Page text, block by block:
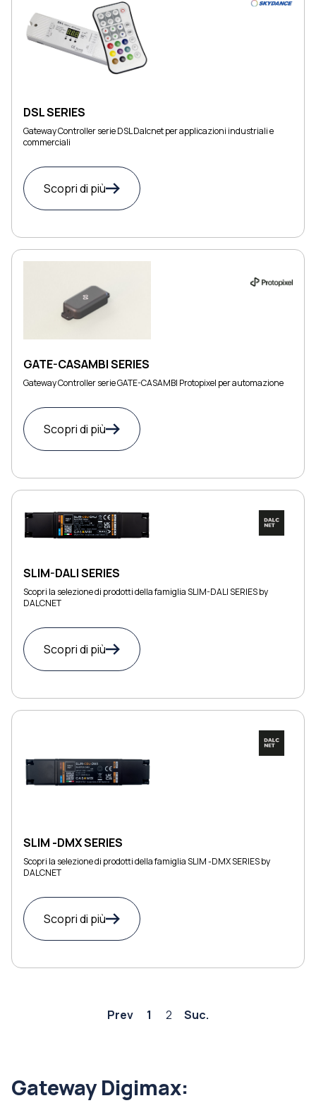
DSL SERIES
Gateway Controller serie DSL Dalcnet per applicazioni industriali e
commerciali
Scopri di più
GATE-CASAMBI SERIES
Gateway Controller serie GATE-CASAMBI Protopixel per automazione
Scopri di più
SLIM-DALI SERIES
Scopri la selezione di prodotti della famiglia SLIM-DALI SERIES by
DALCNET
Scopri di più
SLIM -DMX SERIES
Scopri la selezione di prodotti della famiglia SLIM -DMX SERIES by
DALCNET
Scopri di più
Prev 1 2 Suc.
Gateway Digimax: